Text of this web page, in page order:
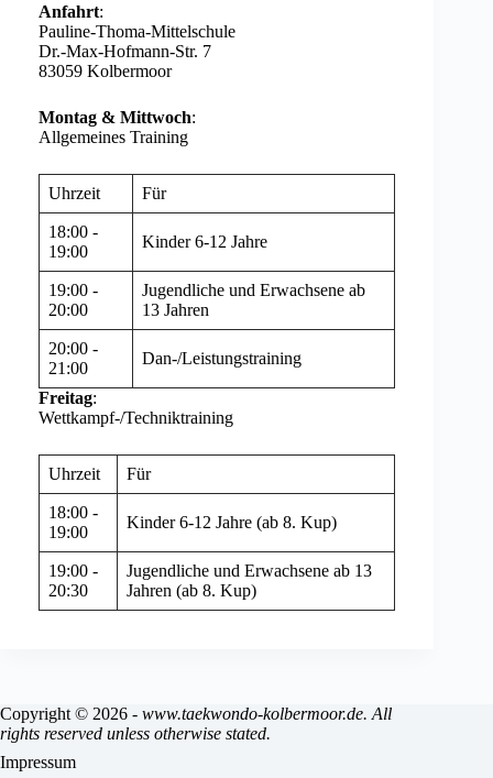
Anfahrt:
Pauline-Thoma-Mittelschule
Dr.-Max-Hofmann-Str. 7
83059 Kolbermoor
Montag & Mittwoch:
Allgemeines Training
Uhrzeit Für
18:00 -
19:00
Kinder 6-12 Jahre
19:00 -
20:00
Jugendliche und Erwachsene ab
13 Jahren
20:00 -
21:00
Dan-/Leistungstraining
Freitag:
Wettkampf-/Techniktraining
Uhrzeit Für
18:00 -
19:00
Kinder 6-12 Jahre (ab 8. Kup)
19:00 -
20:30
Jugendliche und Erwachsene ab 13
Jahren (ab 8. Kup)
Copyright © 2026 - www.taekwondo-kolbermoor.de. All
rights reserved unless otherwise stated.
Impressum